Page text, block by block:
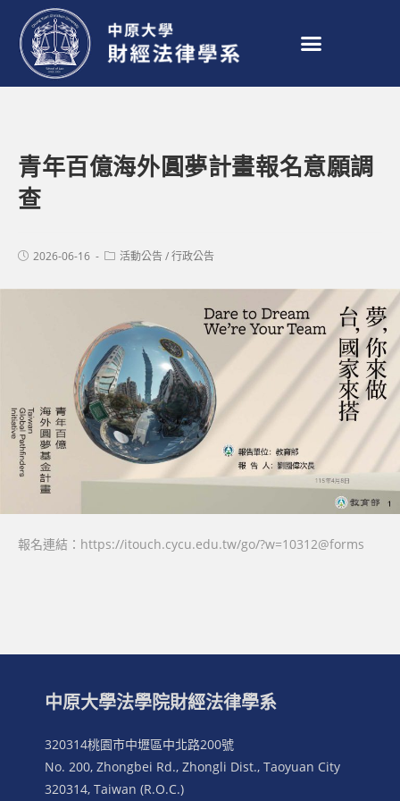
青年百億海外圓夢計畫報名意願調
查
2026-06-16 活動公告/行政公告
報名連結：https://itouch.cycu.edu.tw/go/?w=10312@forms
中原大學法學院財經法律學系
320314桃園市中壢區中北路200號
No. 200, Zhongbei Rd., Zhongli Dist., Taoyuan City
320314, Taiwan (R.O.C.)